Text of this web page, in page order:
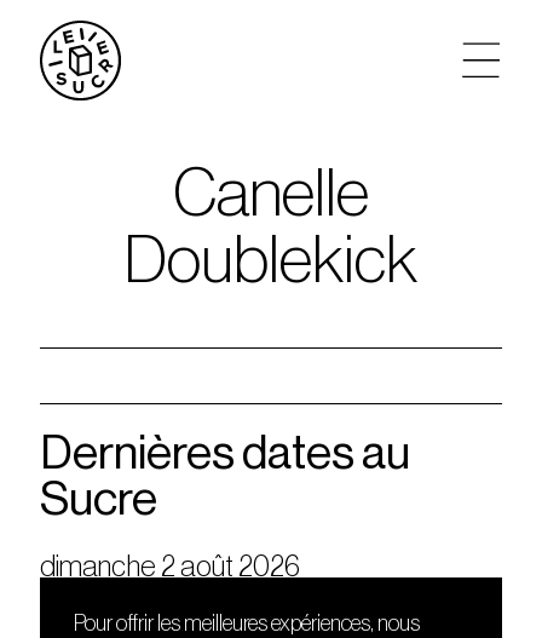
agenda
partenariats
Canelle
Doublekick
Dernières dates au
Sucre
dimanche 2 août 2026
Pour offrir les meilleures expériences, nous